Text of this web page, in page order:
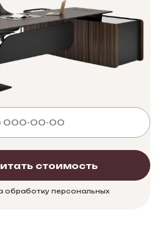
обработку персональных
стоимость